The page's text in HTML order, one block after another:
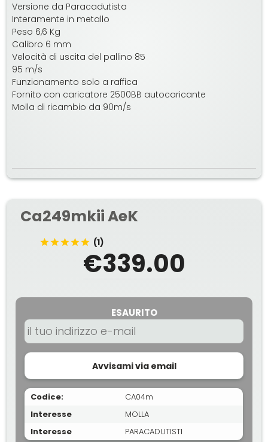
Versione da Paracadutista
Interamente in metallo
Peso 6,6 Kg
Calibro 6 mm
Velocità di uscita del pallino 85
95 m/s
Funzionamento solo a raffica
Fornito con caricatore 2500BB autocaricante
Molla di ricambio da 90m/s
Ca249mkii AeK
(1)
€339.00
ESAURITO
Avvisami via email
Codice:
CA04m
Interesse
MOLLA
Interesse
PARACADUTISTI